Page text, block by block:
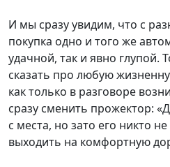
И мы сразу увидим, что с
покупка одно и того же
удачной, так и явно глупой.
сказать про любую
как только в разговоре
сразу сменить прожектор:
с места, но зато его никто
выходить на комфортную